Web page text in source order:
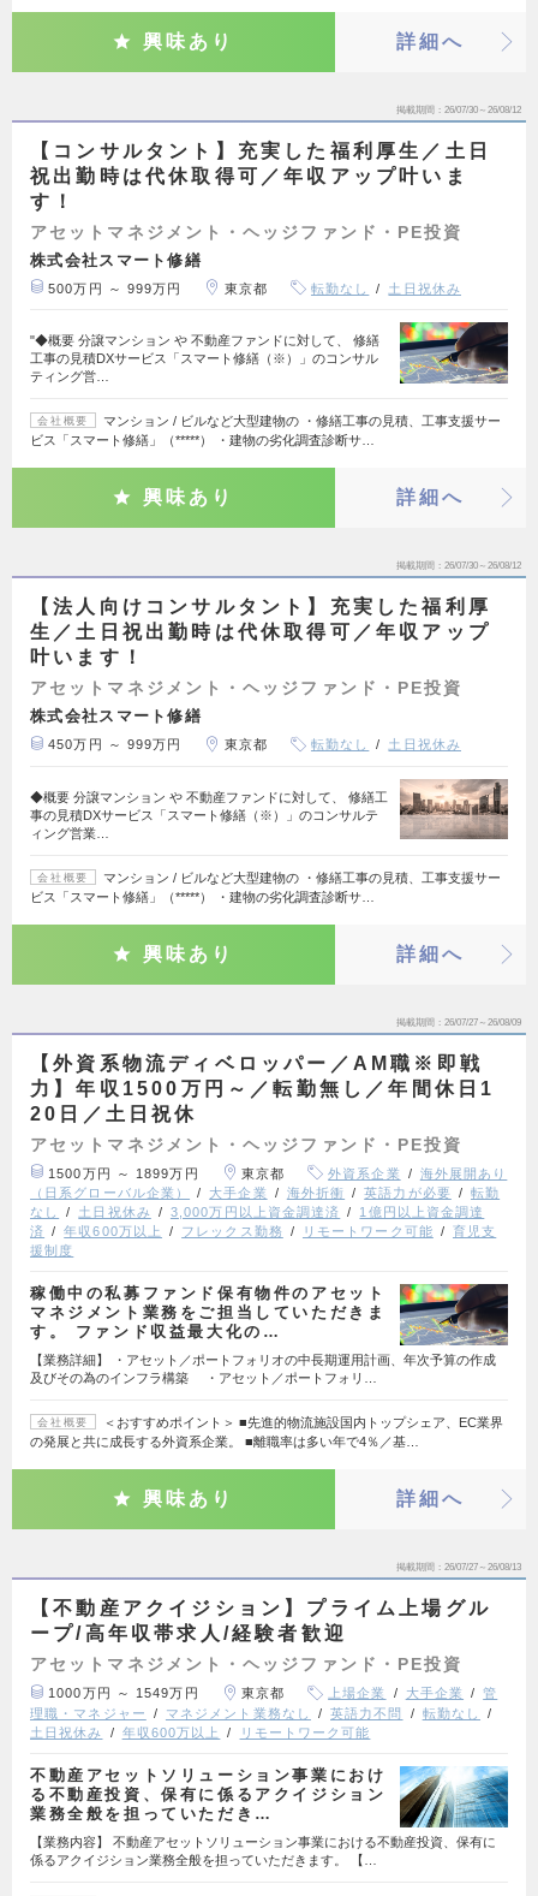
興味あり 詳細へ
掲載期間 26/07/30～26/08/12
【コンサルタント】充実した福利厚生／土日
祝出勤時は代休取得可／年収アップ叶いま
す！
アセットマネジメント・ヘッジファンド・PE投資
株式会社スマート修繕
500万円 ～ 999万円 東京都 転勤なし 土日祝休み
"◆概要 分譲マンション や 不動産ファンドに対して、 修繕
工事の見積DXサービス「スマート修繕（※）」のコンサル
ティング営…
会社概要
マンション / ビルなど大型建物の ・修繕工事の見積、工事支援サー
ビス「スマート修繕」（*****） ・建物の劣化調査診断サ…
興味あり 詳細へ
掲載期間 26/07/30～26/08/12
【法人向けコンサルタント】充実した福利厚
生／土日祝出勤時は代休取得可／年収アップ
叶います！
アセットマネジメント・ヘッジファンド・PE投資
株式会社スマート修繕
450万円 ～ 999万円 東京都 転勤なし 土日祝休み
◆概要 分譲マンション や 不動産ファンドに対して、 修繕工
事の見積DXサービス「スマート修繕（※）」のコンサルテ
ィング営業…
会社概要
マンション / ビルなど大型建物の ・修繕工事の見積、工事支援サー
ビス「スマート修繕」（*****） ・建物の劣化調査診断サ…
興味あり 詳細へ
掲載期間 26/07/27～26/08/09
【外資系物流ディベロッパー／AM職※即戦
力】年収1500万円～／転勤無し／年間休日1
20日／土日祝休
アセットマネジメント・ヘッジファンド・PE投資
1500万円 ～ 1899万円 東京都 外資系企業
海外展開あり
（日系グローバル企業）
大手企業 海外折衝 英語力が必要
転勤
なし
土日祝休み 3,000万円以上資金調達済
1億円以上資金調達
済
年収600万以上 フレックス勤務 リモートワーク可能
育児支
援制度
稼働中の私募ファンド保有物件のアセット
マネジメント業務をご担当していただきま
す。 ファンド収益最大化の…
【業務詳細】 ・アセット／ポートフォリオの中長期運用計画、年次予算の作成
及びその為のインフラ構築 ・アセット／ポートフォリ…
会社概要
＜おすすめポイント＞ ■先進的物流施設国内トップシェア、EC業界
の発展と共に成長する外資系企業。 ■離職率は多い年で4％／基…
興味あり 詳細へ
掲載期間 26/07/27～26/08/13
【不動産アクイジション】プライム上場グル
ープ/高年収帯求人/経験者歓迎
アセットマネジメント・ヘッジファンド・PE投資
1000万円 ～ 1549万円 東京都 上場企業 大手企業
管
理職・マネジャー
マネジメント業務なし 英語力不問
転勤なし
土日祝休み
年収600万以上 リモートワーク可能
不動産アセットソリューション事業におけ
る不動産投資、保有に係るアクイジション
業務全般を担っていただき…
【業務内容】 不動産アセットソリューション事業における不動産投資、保有に
係るアクイジション業務全般を担っていただきます。 【…